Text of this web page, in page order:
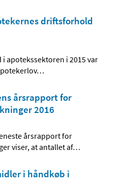
driftsforhold
apotekssektoren i 2015 var
…
årsrapport for
2016
årsrapport for
viser, at antallet af…
i håndkøb i